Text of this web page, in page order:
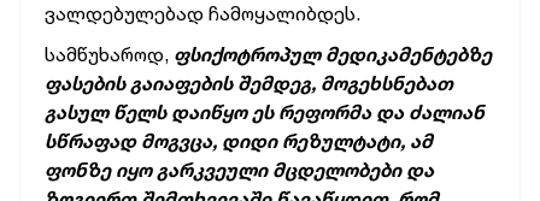
ვალდებულებად ჩამოყალიბდეს.
სამწუხაროდ, ფსიქოტროპულ მედიკამენტებზე
ფასების გაიაფების შემდეგ, მოგეხსნებათ
გასულ წელს დაიწყო ეს რეფორმა და ძალიან
სწრაფად მოგვცა, დიდი რეზულტატი, ამ
ფონზე იყო გარკვეული მცდელობები და